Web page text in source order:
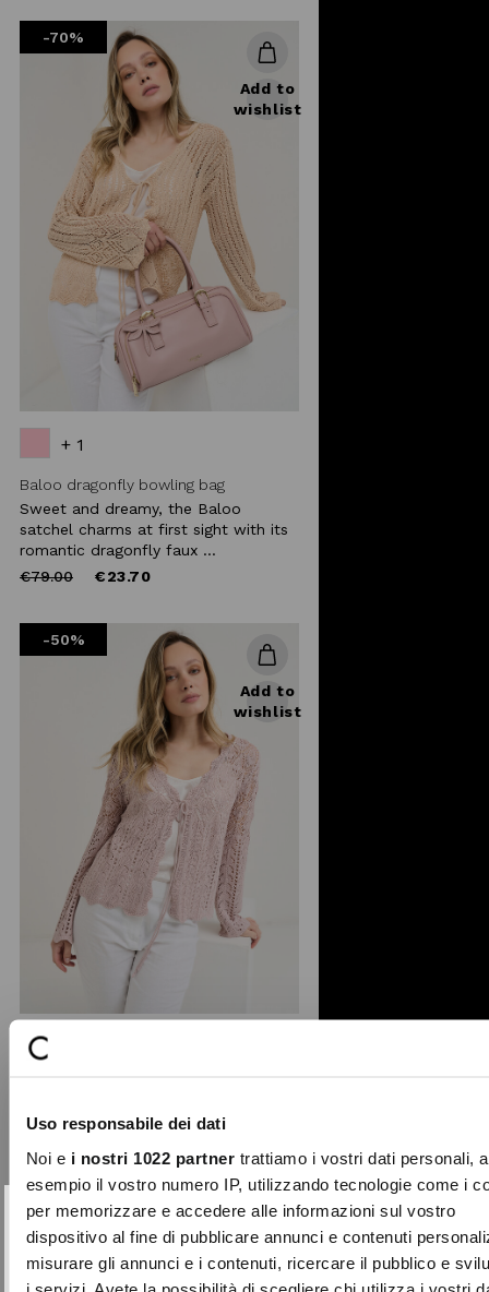
Uso responsabile dei dati
Noi e i nostri 1022 partnertrattiamo i vostri dati personali,
esempio il vostro numero IP, utilizzando tecnologie come i
per memorizzare e accedere alle informazioni sul vostro
dispositivo al fine di pubblicare annunci e contenuti
misurare gli annunci e i contenuti, ricercare il pubblico e
i servizi. Avete la possibilità di scegliere chi utilizza i vostri
-70%
Add to
wishlist
+ 1
Baloo dragonfly bowling bag
Sweet and dreamy, the Baloo
satchel charms at first sight with its
romantic dragonfly faux ...
Price
€79.00to €23.70
-50%
Add to
wishlist
looks: the Maris cardigan stands out
for its lightweight ...
reduced
from
€79.00 to €39.50
-40%
Close
SUBSCRIBE TO OUR
NEWSLETTER